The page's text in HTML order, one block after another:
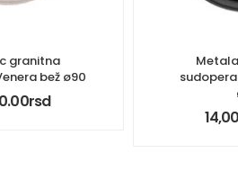
granitna
bež ø90
rsd